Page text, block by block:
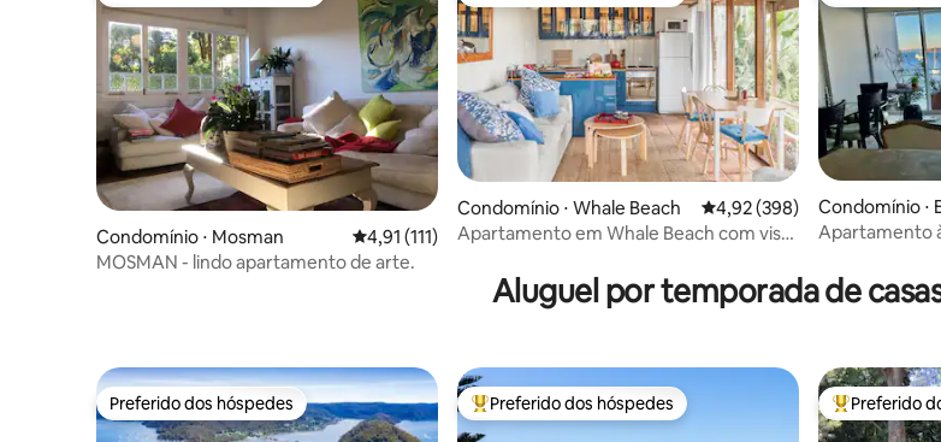
Condomínio ⋅ Mosman 4,91 de uma avaliação média de 5, 111 avaliações
4,91 (111)
MOSMAN - lindo apartamento de arte.
Condomínio ⋅ Whale Beach 4,92 de uma avaliação
4,92 (398)
Apartamento em Whale Beach com vista
Condomínio ⋅
Apartamento
Aluguel por temporada de
Preferido dos hóspedes
Preferido dos hóspedes Entre os melhores preferidos dos hóspedes
Preferido dos hóspedes Entre os
Preferido